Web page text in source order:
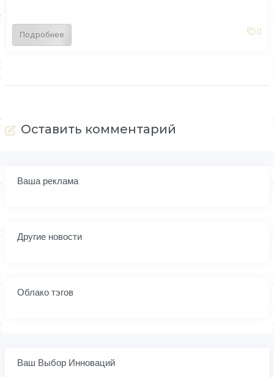
Подробнее 0
Оставить комментарий
Ваша реклама
Другие новости
Облако тэгов
Ваш Выбор Инноваций